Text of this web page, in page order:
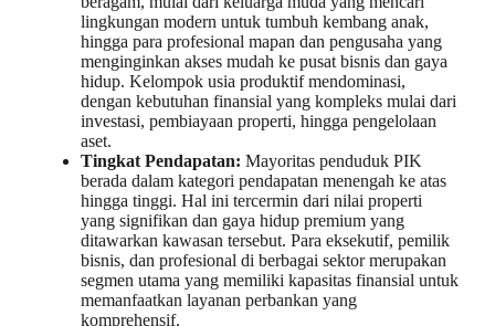
lingkungan modern untuk tumbuh kembang anak,
hingga para profesional mapan dan pengusaha yang
menginginkan akses mudah ke pusat bisnis dan gaya
hidup. Kelompok usia produktif mendominasi,
dengan kebutuhan finansial yang kompleks mulai dari
investasi, pembiayaan properti, hingga pengelolaan
aset.
Tingkat Pendapatan: Mayoritas penduduk PIK
berada dalam kategori pendapatan menengah ke atas
hingga tinggi. Hal ini tercermin dari nilai properti
yang signifikan dan gaya hidup premium yang
ditawarkan kawasan tersebut. Para eksekutif, pemilik
bisnis, dan profesional di berbagai sektor merupakan
segmen utama yang memiliki kapasitas finansial untuk
memanfaatkan layanan perbankan yang
komprehensif.